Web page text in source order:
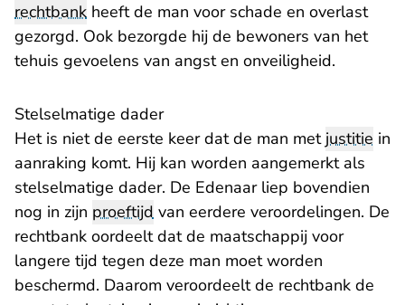
rechtbank heeft de man voor schade en overlast
gezorgd. Ook bezorgde hij de bewoners van het
tehuis gevoelens van angst en onveiligheid.
Stelselmatige dader
Het is niet de eerste keer dat de man met justitie in
aanraking komt. Hij kan worden aangemerkt als
stelselmatige dader. De Edenaar liep bovendien
nog in zijn proeftijd van eerdere veroordelingen. De
rechtbank oordeelt dat de maatschappij voor
langere tijd tegen deze man moet worden
beschermd. Daarom veroordeelt de rechtbank de